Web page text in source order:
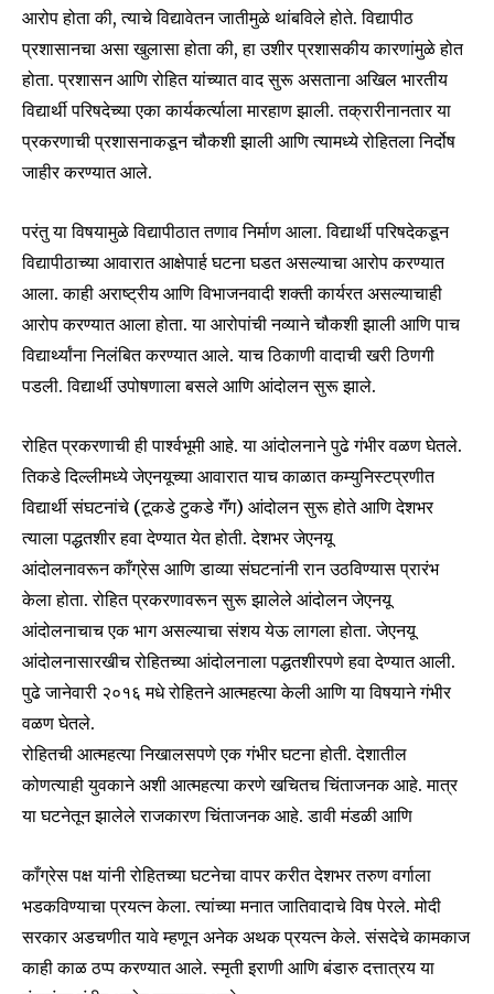
आरोप होता की, त्याचे विद्यावेतन जातीमुळे थांबविले होते. विद्यापीठ
प्रशासानचा असा खुलासा होता की, हा उशीर प्रशासकीय कारणांमुळे होत
होता. प्रशासन आणि रोहित यांच्यात वाद सुरू असताना अखिल भारतीय
विद्यार्थी परिषदेच्या एका कार्यकर्त्याला मारहाण झाली. तक्रारीनानतार या
प्रकरणाची प्रशासनाकडून चौकशी झाली आणि त्यामध्ये रोहितला निर्दोष
जाहीर करण्यात आले.
परंतु या विषयामुळे विद्यापीठात तणाव निर्माण आला. विद्यार्थी परिषदेकडून
विद्यापीठाच्या आवारात आक्षेपार्ह घटना घडत असल्याचा आरोप करण्यात
आला. काही अराष्ट्रीय आणि विभाजनवादी शक्ती कार्यरत असल्याचाही
आरोप करण्यात आला होता. या आरोपांची नव्याने चौकशी झाली आणि पाच
विद्यार्थ्यांना निलंबित करण्यात आले. याच ठिकाणी वादाची खरी ठिणगी
पडली. विद्यार्थी उपोषणाला बसले आणि आंदोलन सुरू झाले.
रोहित प्रकरणाची ही पार्श्वभूमी आहे. या आंदोलनाने पुढे गंभीर वळण घेतले.
तिकडे दिल्लीमध्ये जेएनयूच्या आवारात याच काळात कम्युनिस्टप्रणीत
विद्यार्थी संघटनांचे (टूकडे टुकडे गॅंग) आंदोलन सुरू होते आणि देशभर
त्याला पद्धतशीर हवा देण्यात येत होती. देशभर जेएनयू
आंदोलनावरून काँग्रेस आणि डाव्या संघटनांनी रान उठविण्यास प्रारंभ
केला होता. रोहित प्रकरणावरून सुरू झालेले आंदोलन जेएनयू
आंदोलनाचाच एक भाग असल्याचा संशय येऊ लागला होता. जेएनयू
आंदोलनासारखीच रोहितच्या आंदोलनाला पद्धतशीरपणे हवा देण्यात आली.
पुढे जानेवारी २०१६ मधे रोहितने आत्महत्या केली आणि या विषयाने गंभीर
वळण घेतले.
रोहितची आत्महत्या निखालसपणे एक गंभीर घटना होती. देशातील
कोणत्याही युवकाने अशी आत्महत्या करणे खचितच चिंताजनक आहे. मात्र
या घटनेतून झालेले राजकारण चिंताजनक आहे. डावी मंडळी आणि
काँग्रेस पक्ष यांनी रोहितच्या घटनेचा वापर करीत देशभर तरुण वर्गाला
भडकविण्याचा प्रयत्न केला. त्यांच्या मनात जातिवादाचे विष पेरले. मोदी
सरकार अडचणीत यावे म्हणून अनेक अथक प्रयत्न केले. संसदेचे कामकाज
काही काळ ठप्प करण्यात आले. स्मृती इराणी आणि बंडारु दत्तात्रय या